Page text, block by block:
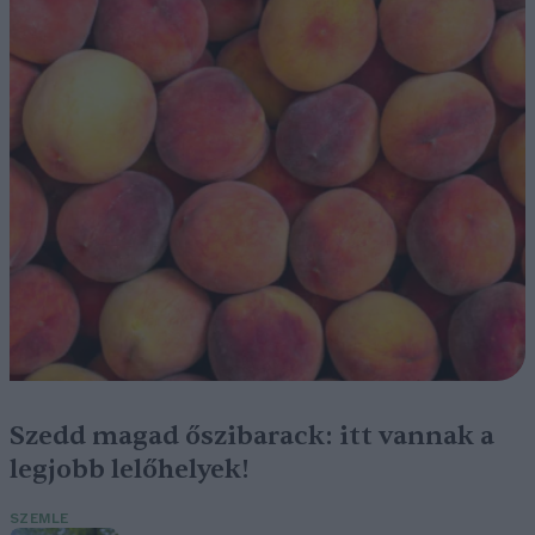
Szedd magad őszibarack: itt vannak a
legjobb lelőhelyek!
SZEMLE